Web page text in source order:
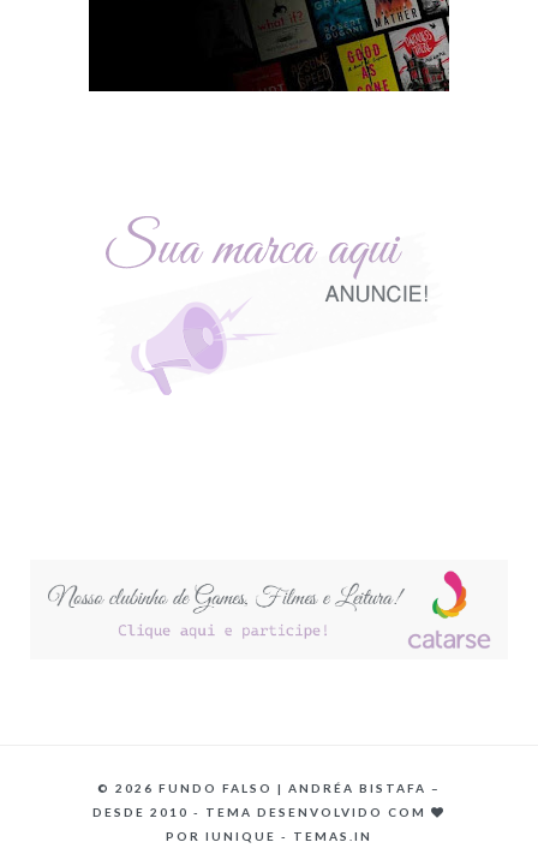
© 2026 FUNDO FALSO | ANDRÉA BISTAFA –
DESDE 2010 - TEMA DESENVOLVIDO COM
POR IUNIQUE - TEMAS.IN